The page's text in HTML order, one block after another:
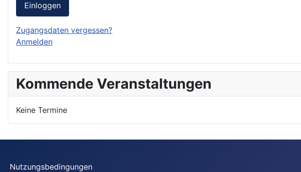
Einloggen
Zugangsdaten vergessen?
Anmelden
Kommende Veranstaltungen
Keine Termine
Nutzungsbedingungen